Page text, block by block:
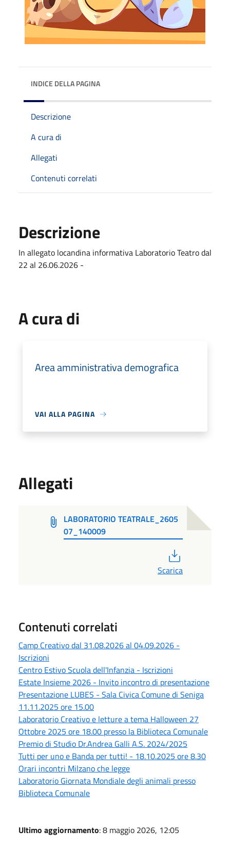
INDICE DELLA PAGINA
Descrizione
A cura di
Allegati
Contenuti correlati
Descrizione
In allegato locandina informativa Laboratorio Teatro dal
22 al 26.06.2026 -
A cura di
Area amministrativa demografica
VAI ALLA PAGINA
Allegati
LABORATORIO TEATRALE_2605
07_140009
Scarica
Contenuti correlati
Camp Creativo dal 31.08.2026 al 04.09.2026 -
Iscrizioni
Centro Estivo Scuola dell'Infanzia - Iscrizioni
Estate Insieme 2026 - Invito incontro di presentazione
Presentazione LUBES - Sala Civica Comune di Seniga
11.11.2025 ore 15.00
Laboratorio Creativo e letture a tema Halloween 27
Ottobre 2025 ore 18.00 presso la Biblioteca Comunale
Premio di Studio Dr.Andrea Galli A.S. 2024/2025
Tutti per uno e Banda per tutti! - 18.10.2025 ore 8.30
Orari incontri Milzano che legge
Laboratorio Giornata Mondiale degli animali presso
Biblioteca Comunale
Ultimo aggiornamento: 8 maggio 2026, 12:05